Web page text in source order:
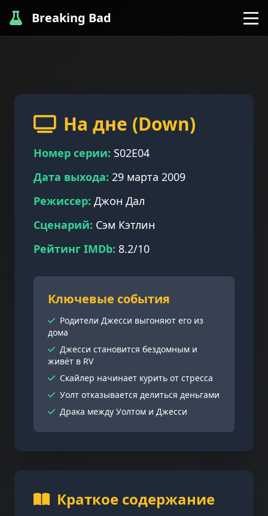
Breaking Bad
На дне (Down)
Номер серии: S02E04
Дата выхода: 29 марта 2009
Режиссер: Джон Дал
Сценарий: Сэм Кэтлин
Рейтинг IMDb: 8.2/10
Ключевые события
Родители Джесси выгоняют его из
дома
Джесси становится бездомным и
живёт в RV
Скайлер начинает курить от стресса
Уолт отказывается делиться деньгами
Драка между Уолтом и Джесси
Краткое содержание